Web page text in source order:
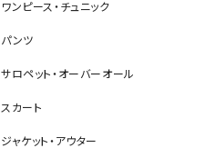
ワンピース・チュニック
パンツ
サロペット・オーバーオール
スカート
ジャケット・アウター